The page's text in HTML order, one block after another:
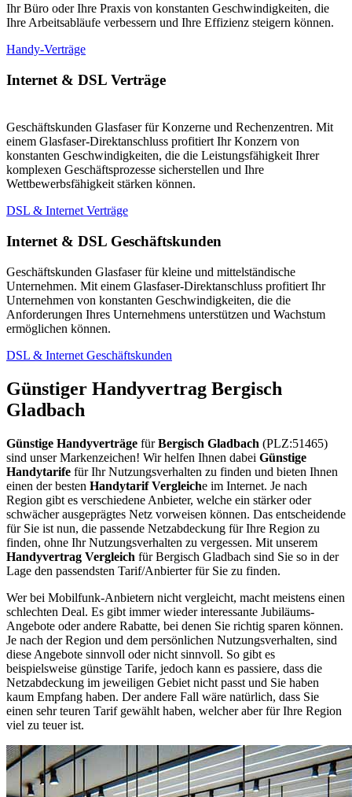
Ihr Büro oder Ihre Praxis von konstanten Geschwindigkeiten, die
Ihre Arbeitsabläufe verbessern und Ihre Effizienz steigern können.
Handy-Verträge
Internet & DSL Verträge
Geschäftskunden Glasfaser für Konzerne und Rechenzentren. Mit
einem Glasfaser-Direktanschluss profitiert Ihr Konzern von
konstanten Geschwindigkeiten, die die Leistungsfähigkeit Ihrer
komplexen Geschäftsprozesse sicherstellen und Ihre
Wettbewerbsfähigkeit stärken können.
DSL & Internet Verträge
Internet & DSL Geschäftskunden
Geschäftskunden Glasfaser für kleine und mittelständische
Unternehmen. Mit einem Glasfaser-Direktanschluss profitiert Ihr
Unternehmen von konstanten Geschwindigkeiten, die die
Anforderungen Ihres Unternehmens unterstützen und Wachstum
ermöglichen können.
DSL & Internet Geschäftskunden
Günstiger Handyvertrag Bergisch
Gladbach
Günstige Handyverträge fürBergisch Gladbach (PLZ:51465)
sind unser Markenzeichen! Wir helfen Ihnen dabei Günstige
Handytarife für Ihr Nutzungsverhalten zu finden und bieten Ihnen
einen der besten Handytarif Vergleiche im Internet. Je nach
Region gibt es verschiedene Anbieter, welche ein stärker oder
schwächer ausgeprägtes Netz vorweisen können. Das entscheidende
für Sie ist nun, die passende Netzabdeckung für Ihre Region zu
finden, ohne Ihr Nutzungsverhalten zu vergessen. Mit unserem
Handyvertrag Vergleich für Bergisch Gladbach sind Sie so in der
Lage den passendsten Tarif/Anbierter für Sie zu finden.
Wer bei Mobilfunk-Anbietern nicht vergleicht, macht meistens einen
schlechten Deal. Es gibt immer wieder interessante Jubiläums-
Angebote oder andere Rabatte, bei denen Sie richtig sparen können.
Je nach der Region und dem persönlichen Nutzungsverhalten, sind
diese Angebote sinnvoll oder nicht sinnvoll. So gibt es
beispielsweise günstige Tarife, jedoch kann es passiere, dass die
Netzabdeckung im jeweiligen Gebiet nicht passt und Sie haben
kaum Empfang haben. Der andere Fall wäre natürlich, dass Sie
einen sehr teuren Tarif gewählt haben, welcher aber für Ihre Region
viel zu teuer ist.